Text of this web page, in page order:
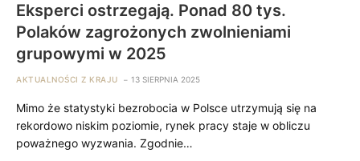
Eksperci ostrzegają. Ponad 80 tys.
Polaków zagrożonych zwolnieniami
grupowymi w 2025
AKTUALNOŚCI Z KRAJU 13 SIERPNIA 2025
Mimo że statystyki bezrobocia w Polsce utrzymują się na
rekordowo niskim poziomie, rynek pracy staje w obliczu
poważnego wyzwania. Zgodnie…